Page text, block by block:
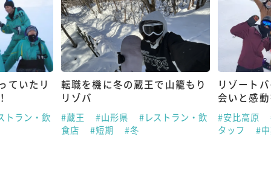
ていたリ
トラン・飲
転職を機に冬の蔵王で山籠もり
リゾバ
#蔵王 #山形県
#レストラン・飲
食店
#短期 #冬
リゾート
会いと感
#安比高原
タッフ
#